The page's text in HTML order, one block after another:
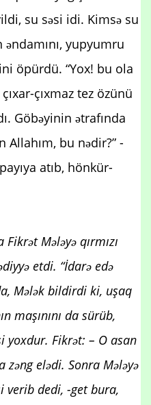
su səsi idi. Kimsə su
əndamını, yupyumru
öpürdü. “Yox! bu ola
çıxmaz tez özünü
Göbəyinin ətrafında
bu nədir?” -
atıb, hönkür-
Mələyə qırmızı
etdi. “İdarə edə
Mələk bildirdi ki, uşaq
maşınını da sürüb,
yoxdur. Fikrət: – O asan
zəng elədi. Sonra Mələyə
verib dedi, -get bura,